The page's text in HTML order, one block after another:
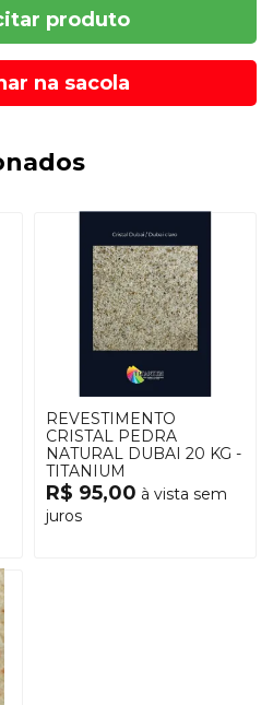
produto
na sacola
REVESTIMENTO
CRISTAL PEDRA
NATURAL DUBAI 20 KG -
TITANIUM
R$ 95,00 à vista sem
juros